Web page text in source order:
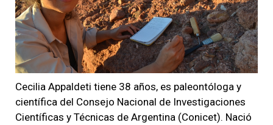
Cecilia Appaldeti tiene 38 años, es paleontóloga y
científica del Consejo Nacional de Investigaciones
Científicas y Técnicas de Argentina (Conicet). Nació